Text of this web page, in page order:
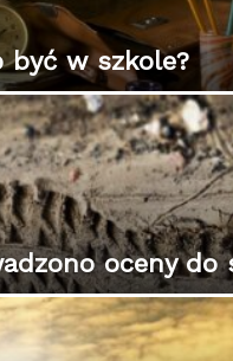
być w szkole?
oceny do